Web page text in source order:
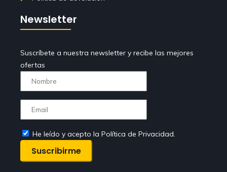
Newsletter
Suscríbete a nuestra newsletter y recibe las mejores
ofertas
He leído y acepto la Política de Privacidad.